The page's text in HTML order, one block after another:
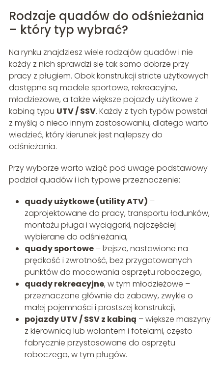
Rodzaje quadów do odśnieżania
– który typ wybrać?
Na rynku znajdziesz wiele rodzajów quadów i nie
każdy z nich sprawdzi się tak samo dobrze przy
pracy z pługiem. Obok konstrukcji stricte użytkowych
dostępne są modele sportowe, rekreacyjne,
młodzieżowe, a także większe pojazdy użytkowe z
kabiną typu UTV / SSV. Każdy z tych typów powstał
z myślą o nieco innym zastosowaniu, dlatego warto
wiedzieć, który kierunek jest najlepszy do
odśnieżania.
Przy wyborze warto wziąć pod uwagę podstawowy
podział quadów i ich typowe przeznaczenie:
quady użytkowe (utility ATV) –
zaprojektowane do pracy, transportu ładunków,
montażu pługa i wyciągarki, najczęściej
wybierane do odśnieżania,
quady sportowe– lżejsze, nastawione na
prędkość i zwrotność, bez przygotowanych
punktów do mocowania osprzętu roboczego,
quady rekreacyjne, w tym młodzieżowe –
przeznaczone głównie do zabawy, zwykle o
małej pojemności i prostszej konstrukcji,
pojazdy UTV / SSV z kabiną – większe maszyny
z kierownicą lub wolantem i fotelami, często
fabrycznie przystosowane do osprzętu
roboczego, w tym pługów.